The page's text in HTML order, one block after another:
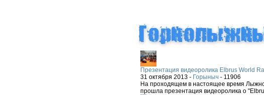
Презентация видеоролика Elbrus World
31 октября 2013 - Горыныч - 11906
На проходящем в настоящее время
прошла презентация видеоролика о